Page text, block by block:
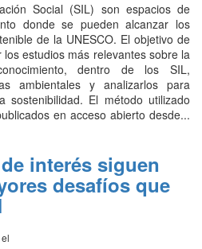
Social (SIL) son espacios de
donde se pueden alcanzar los
de la UNESCO. El objetivo de
estudios más relevantes sobre la
dentro de los SIL,
ambientales y analizarlos para
sostenibilidad. El método utilizado
en acceso abierto desde...
interés siguen
desafíos que
el